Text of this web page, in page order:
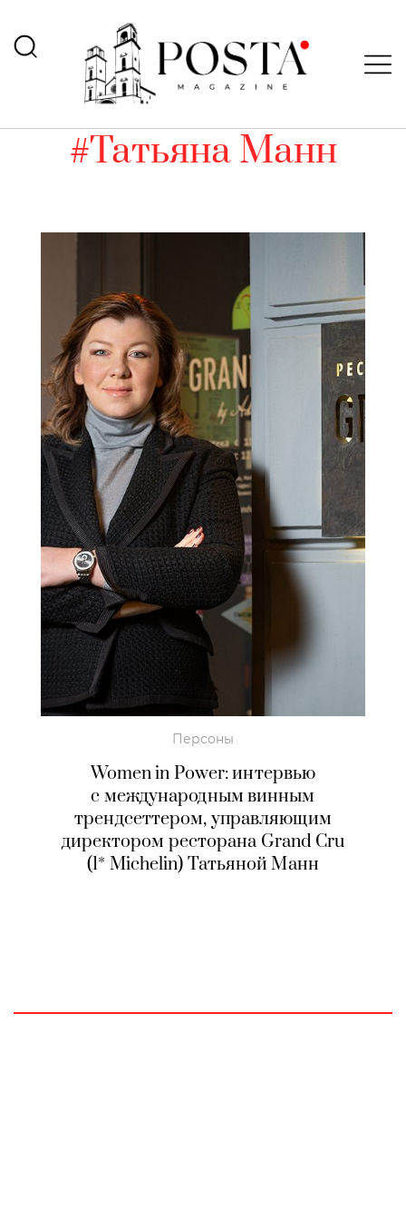
#Татьяна Манн
Персоны
Women in Power: интервью
с международным винным
трендсеттером, управляющим
директором ресторана Grand Cru
(1* Michelin) Татьяной Манн